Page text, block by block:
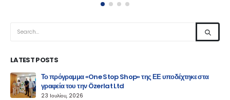
LATEST POSTS
Το πρόγραμμα «One Stop Shop» της ΕΕ υποδέχτηκε στα
γραφεία του την Özerlat Ltd
23 Ιουλίου, 2026